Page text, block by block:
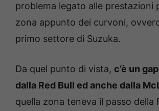
problema legato alle prestazioni
zona appunto dei curvoni,
primo settore di Suzuka.
Da quel punto di vista, c’è un
dalla Red Bull ed anche dalla
quella zona teneva il passo della